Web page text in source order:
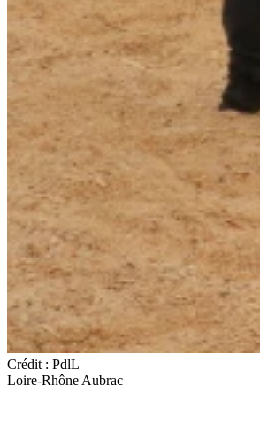
Crédit : PdlL
Loire-Rhône Aubrac